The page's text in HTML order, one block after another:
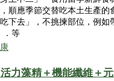
順應季節交替吃本土生產的
下去」，不挑揀部位，例如
．等
力藻精＋機能纖維＋